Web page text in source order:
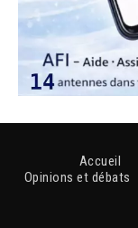
Accueil
Opinions et débats